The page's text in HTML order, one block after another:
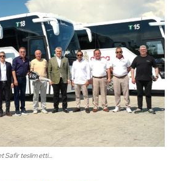
Safir teslim etti…